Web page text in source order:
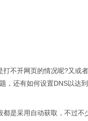
不开网页的情况呢?又
，还有如何设置DNS以达到
是采用自动获取，不过